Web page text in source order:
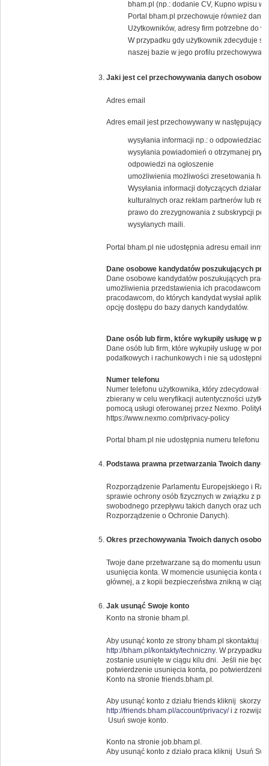
bham.pl (np.: dodanie CV, Kupno wpisu w
Portal bham.pl przechowuje również dane
Użytkowników, adresy firm potrzebne do
W przypadku gdy użytkownik zdecyduje
naszej bazie w jego profilu
Jaki jest cel przechowywania danych
Adres email
Adres email jest przechowywany w następującym
wysyłania informacji np.: o
wysyłania powiadomień o otrzymanej
odpowiedzi na ogłoszenie
umożliwienia możliwości zresetowania
Wysyłania informacji dotyczących
kulturalnych oraz reklam partnerów lub
prawo do zrezygnowania z subskrypcji
wysyłanych maili.
Portal bham.pl nie udostępnia adresu email
Dane osobowe kandydatów poszukujących
Dane osobowe kandydatów poszukujących
umożliwienia przedstawienia ich pracodawcom.
pracodawcom, do których kandydat wysłał
opcję dostępu do bazy danych kandydatów.
Dane osób lub firm, które wykupiły usługę w
Dane osób lub firm, które wykupiły usługę w
podatkowych i rachunkowych i nie są
Numer telefonu
Numer telefonu użytkownika, który zdecydował
zbierany w celu weryfikacji autentyczności
pomocą usługi oferowanej przez Nexmo.
https://www.nexmo.com/privacy-policy
Portal bham.pl nie udostępnia numeru telefonu
Podstawa prawna przetwarzania Twoich
Rozporządzenie Parlamentu Europejskiego i
sprawie ochrony osób fizycznych w związku z
swobodnego przepływu takich danych oraz
Rozporządzenie o Ochronie Danych).
Okres przechowywania Twoich danych
Twoje dane przetwarzane są do momentu
usunięcia konta. W momencie usunięcia konta
głównej, a z kopii bezpieczeństwa znikną w
Jak usunąć Swoje konto
Konto na stronie bham.pl.
Aby usunąć konto ze strony bham.pl skontaktuj
http://bham.pl/kontakty/techniczny. W przypadku
zostanie usunięte w ciągu kilu dni. Jeśli nie
potwierdzenie usunięcia konta, po
Konto na stronie friends.bham.pl.
Aby usunąć konto z działu friends kliknij
http://friends.bham.pl/account/privacy/i z
Usuń swoje konto.
Konto na stronie job.bham.pl.
Aby usunąć konto z działo praca kliknij Usuń